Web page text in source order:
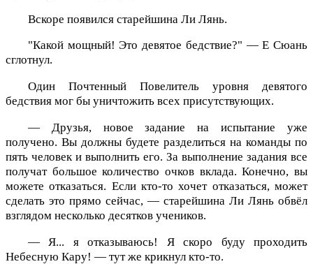
Вскоре появился старейшина Ли Лянь.
"Какой мощный! Это девятое бедствие?" — Е Сюань
сглотнул.
Один Почтенный Повелитель уровня девятого
бедствия мог бы уничтожить всех присутствующих.
— Друзья, новое задание на испытание уже
получено. Вы должны будете разделиться на команды по
пять человек и выполнить его. За выполнение задания все
получат большое количество очков вклада. Конечно, вы
можете отказаться. Если кто-то хочет отказаться, может
сделать это прямо сейчас, — старейшина Ли Лянь обвёл
взглядом несколько десятков учеников.
— Я... я отказываюсь! Я скоро буду проходить
Небесную Кару! — тут же крикнул кто-то.